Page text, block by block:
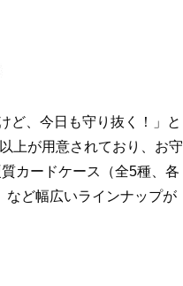
ど、今日も守り抜く！」と
上が用意されており、お守
カードケース（全5種、各
など幅広いラインナップが